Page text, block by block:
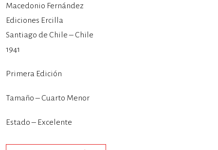
Macedonio Fernández
Ediciones Ercilla
Santiago de Chile – Chile
1941
Primera Edición
Tamaño – Cuarto Menor
Estado – Excelente